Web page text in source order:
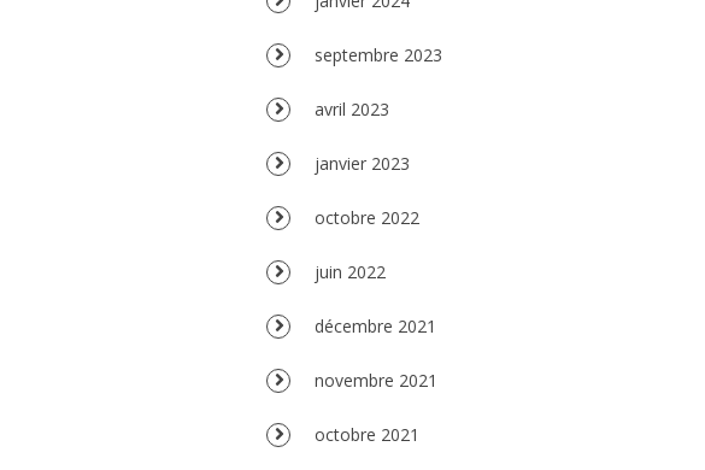
septembre 2023
avril 2023
janvier 2023
octobre 2022
juin 2022
décembre 2021
novembre 2021
octobre 2021